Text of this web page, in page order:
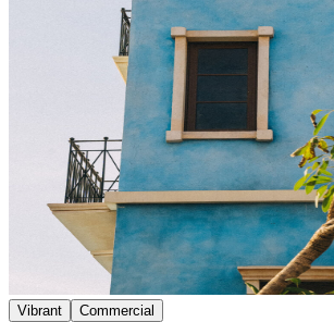
Vibrant Commercial